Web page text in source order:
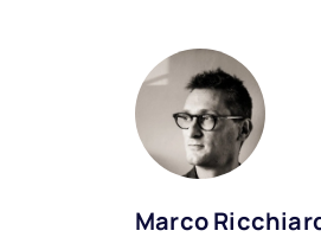
Marco